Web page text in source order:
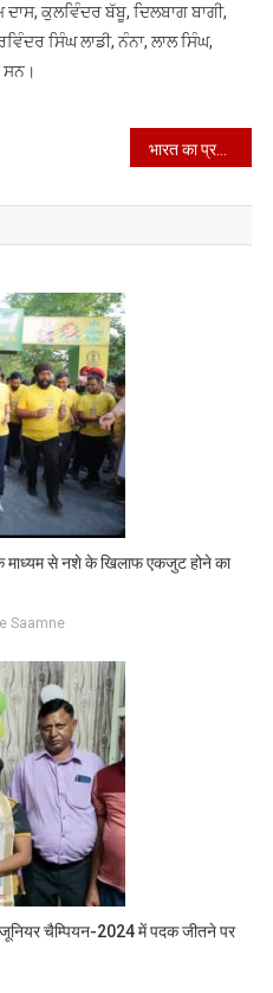
ਕੁਲਵਿੰਦਰ ਬੱਬੂ, ਦਿਲਬਾਗ ਬਾਗੀ,
ਸਿੰਘ ਲਾਡੀ, ਨੰਨਾ, ਲਾਲ ਸਿੰਘ,
ਸਨ।
भारत का प्रभाव: आधी सदी बाद मॉरीशस को ‘चागोस’ द्वीप समूह लौटाएगा ब्रिटेन
के माध्यम से नशे के खिलाफ एकजुट होने का
Saamne
चैम्पियन-2024 में पदक जीतने पर